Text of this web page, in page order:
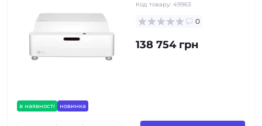
в наявності новинка
Код товару: 49963
0
138 754 грн